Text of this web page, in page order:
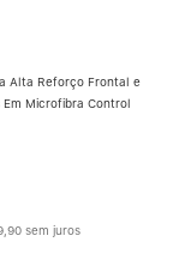
Alta Reforço Frontal e
Em Microfibra Control
90 sem juros